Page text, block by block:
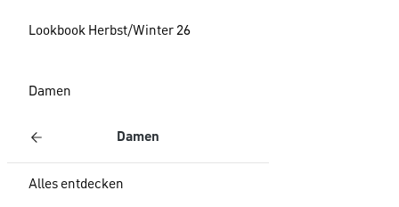
Lookbook Herbst/Winter 26
Damen
Damen
Alles entdecken